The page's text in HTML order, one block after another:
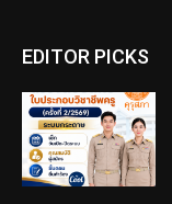
EDITOR PICKS